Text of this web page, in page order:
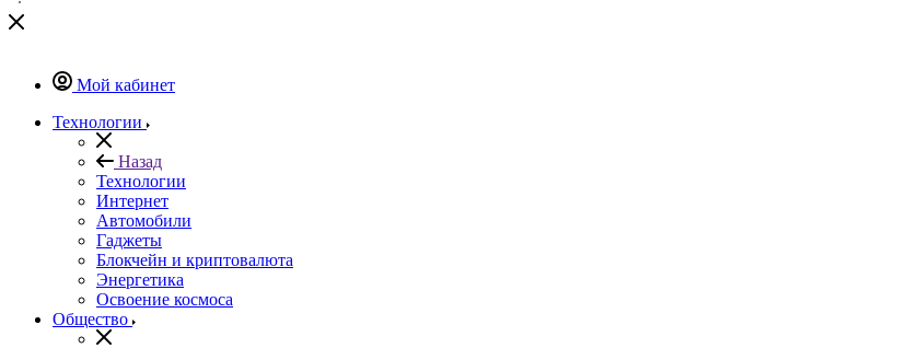
Мой кабинет
Технологии
Назад
Технологии
Интернет
Автомобили
Гаджеты
Блокчейн и криптовалюта
Энергетика
Освоение космоса
Общество